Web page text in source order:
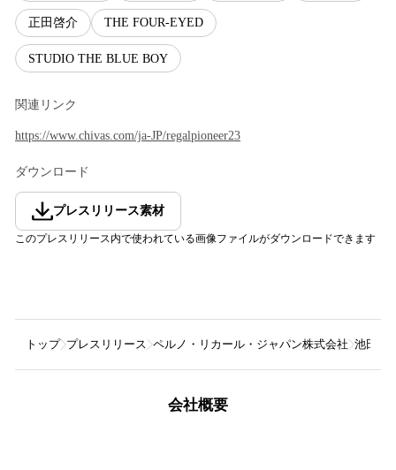
正田啓介 THE FOUR-EYED
STUDIO THE BLUE BOY
関連リンク
https://www.chivas.com/ja-JP/regalpioneer23
ダウンロード
プレスリリース素材
このプレスリリース内で使われている画像ファイルがダウンロードできます
トップ プレスリリース ペルノ・リカール・ジャパン株式会社 池田エ
会社概要